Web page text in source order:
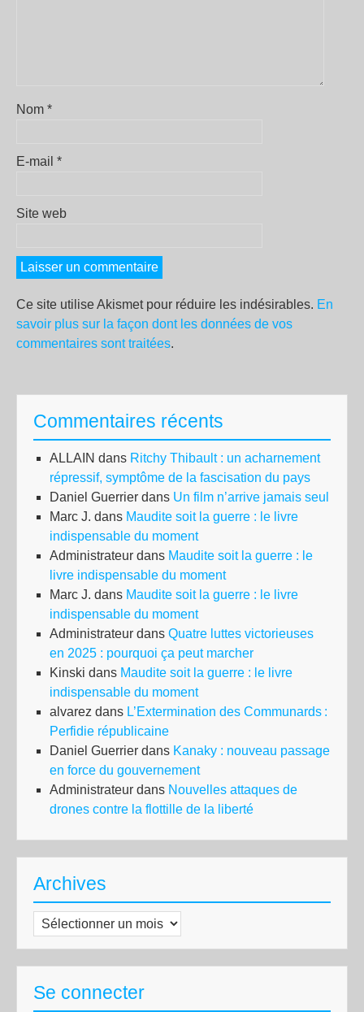
Nom *
E-mail *
Site web
Ce site utilise Akismet pour réduire les indésirables. En
savoir plus sur la façon dont les données de vos
commentaires sont traitées.
Commentaires récents
ALLAIN dans Ritchy Thibault : un acharnement
répressif, symptôme de la fascisation du pays
Daniel Guerrier dans Un film n’arrive jamais seul
Marc J. dans Maudite soit la guerre : le livre
indispensable du moment
Administrateur dans Maudite soit la guerre : le
livre indispensable du moment
Marc J. dans Maudite soit la guerre : le livre
indispensable du moment
Administrateur dans Quatre luttes victorieuses
en 2025 : pourquoi ça peut marcher
Kinski dans Maudite soit la guerre : le livre
indispensable du moment
alvarez dans L’Extermination des Communards :
Perfidie républicaine
Daniel Guerrier dans Kanaky : nouveau passage
en force du gouvernement
Administrateur dans Nouvelles attaques de
drones contre la flottille de la liberté
Archives
Archives
Se connecter